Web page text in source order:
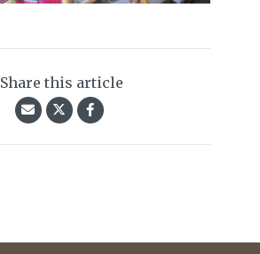
Share this article